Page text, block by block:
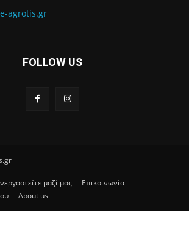
agrotis.gr
FOLLOW US
μαζί μας
Επικοινωνία
About us